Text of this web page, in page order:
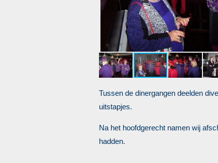
Tussen de dinergangen deelden
uitstapjes.
Na het hoofdgerecht namen wij
hadden.